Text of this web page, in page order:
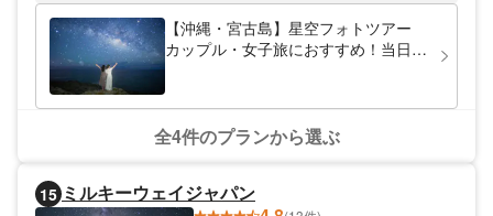
思いました。
【沖縄・宮古島】星空フォトツアー
カップル・女子旅におすすめ！当日予
全4件のプランから選ぶ
15 ミルキーウェイジャパン